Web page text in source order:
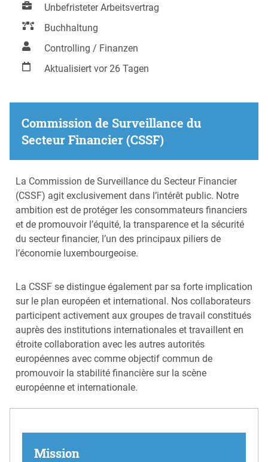
Unbefristeter Arbeitsvertrag
Buchhaltung
Controlling / Finanzen
Aktualisiert vor 26 Tagen
Commission de Surveillance du
Secteur Financier (CSSF)
La Commission de Surveillance du Secteur Financier
(CSSF) agit exclusivement dans l’intérêt public. Notre
ambition est de protéger les consommateurs financiers
et de promouvoir l’équité, la transparence et la sécurité
du secteur financier, l’un des principaux piliers de
l’économie luxembourgeoise.
La CSSF se distingue également par sa forte implication
sur le plan européen et international. Nos collaborateurs
participent activement aux groupes de travail constitués
auprès des institutions internationales et travaillent en
étroite collaboration avec les autres autorités
européennes avec comme objectif commun de
promouvoir la stabilité financière sur la scène
européenne et internationale.
Mission